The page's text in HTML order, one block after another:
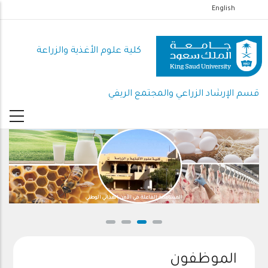
إلى
المحتوى
الرئيسي
English
كلية علوم الأغذية والزراعة
قسم الإرشاد الزراعي والمجتمع الريفي
المساهمة الفاعلة في الأمن الغذائي الوطني
الموظفون